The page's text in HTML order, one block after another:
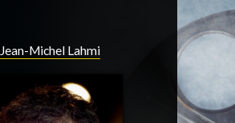
Jean-Michel Lahmi